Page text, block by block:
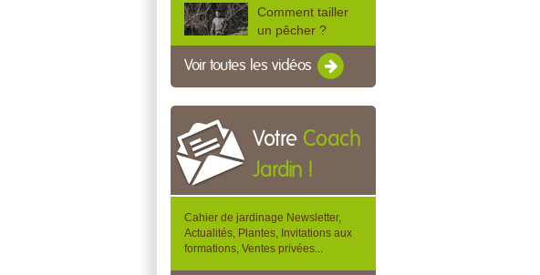
Comment tailler
un pêcher ?
Voir toutes les vidéos
Votre Coach
Jardin !
Cahier de jardinage Newsletter,
Actualités, Plantes, Invitations aux
formations, Ventes privées...